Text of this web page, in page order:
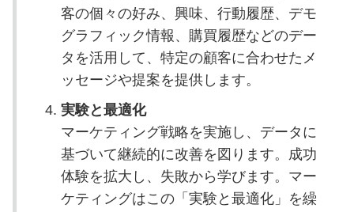
客の個々の好み、興味、行動履歴、デモ
グラフィック情報、購買履歴などのデー
タを活用して、特定の顧客に合わせたメ
ッセージや提案を提供します。
実験と最適化
マーケティング戦略を実施し、データに
基づいて継続的に改善を図ります。成功
体験を拡大し、失敗から学びます。マー
ケティングはこの「実験と最適化」を繰